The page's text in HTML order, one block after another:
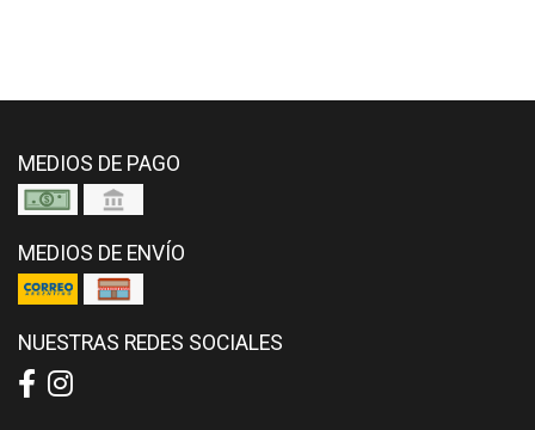
MEDIOS DE PAGO
MEDIOS DE ENVÍO
NUESTRAS REDES SOCIALES